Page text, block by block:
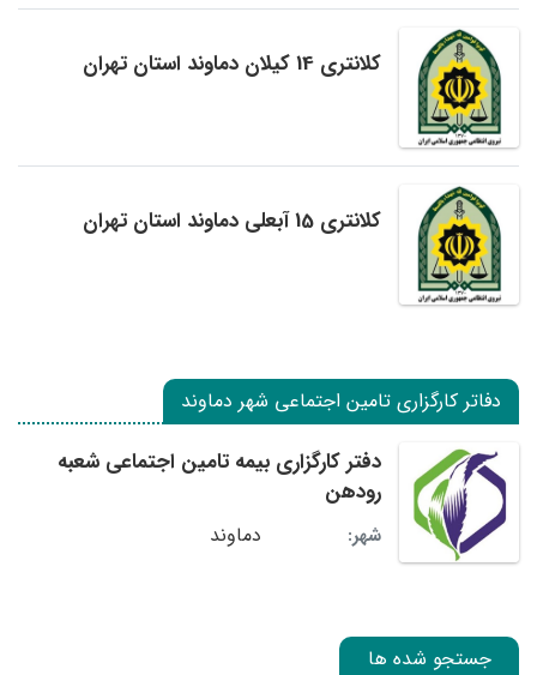
کلانتری 14 کیلان دماوند استان تهران
کلانتری 15 آبعلی دماوند استان تهران
دفاتر کارگزاری تامین اجتماعی شهر دماوند
دفتر کارگزاری بیمه تامین اجتماعی شعبه
رودهن
شهر: دماوند
جستجو شده ها